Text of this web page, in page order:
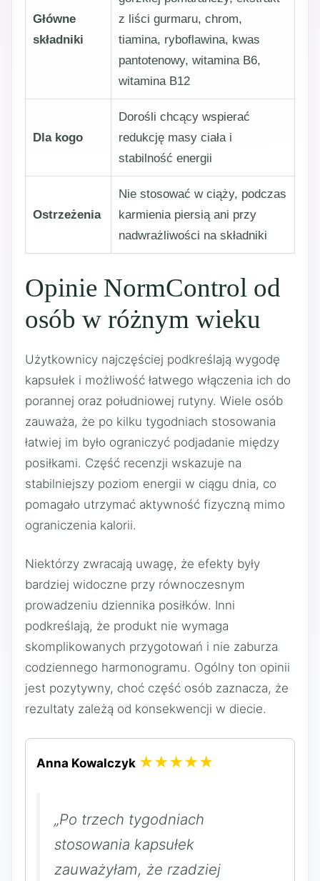
Główne
składniki
z liści gurmaru, chrom,
tiamina, ryboflawina, kwas
pantotenowy, witamina B6,
witamina B12
Dla kogo
Dorośli chcący wspierać
redukcję masy ciała i
stabilność energii
Ostrzeżenia
Nie stosować w ciąży, podczas
karmienia piersią ani przy
nadwrażliwości na składniki
Opinie NormControl od
osób w różnym wieku
Użytkownicy najczęściej podkreślają wygodę
kapsułek i możliwość łatwego włączenia ich do
porannej oraz południowej rutyny. Wiele osób
zauważa, że po kilku tygodniach stosowania
łatwiej im było ograniczyć podjadanie między
posiłkami. Część recenzji wskazuje na
stabilniejszy poziom energii w ciągu dnia, co
pomagało utrzymać aktywność fizyczną mimo
ograniczenia kalorii.
Niektórzy zwracają uwagę, że efekty były
bardziej widoczne przy równoczesnym
prowadzeniu dziennika posiłków. Inni
podkreślają, że produkt nie wymaga
skomplikowanych przygotowań i nie zaburza
codziennego harmonogramu. Ogólny ton opinii
jest pozytywny, choć część osób zaznacza, że
rezultaty zależą od konsekwencji w diecie.
Anna Kowalczyk ★★★★★
„Po trzech tygodniach
stosowania kapsułek
zauważyłam, że rzadziej